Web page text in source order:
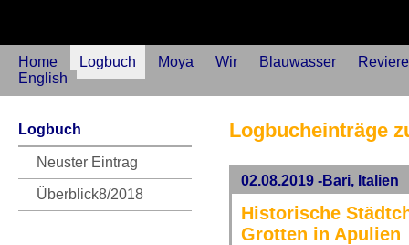
Home Logbuch Moya Wir Blauwasser
Reviere
English
Logbuch
Neuster Eintrag
Überblick8/2018
Logbucheinträge
02.08.2019 -Bari, Italien
Historische
Grotten in Apulien